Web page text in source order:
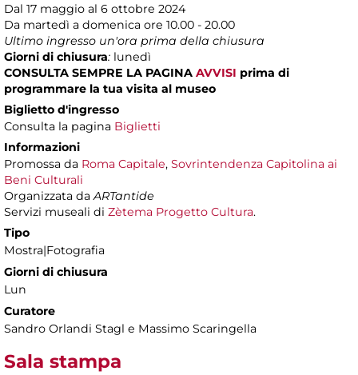
Dal 17 maggio al 6 ottobre 2024
Da martedì a domenica ore 10.00 - 20.00
Ultimo ingresso un'ora prima della chiusura
Giorni di chiusura: lunedì
CONSULTA SEMPRE LA PAGINA AVVISI prima di
programmare la tua visita al museo
Biglietto d'ingresso
Consulta la pagina Biglietti
Informazioni
Promossa da Roma Capitale, Sovrintendenza Capitolina ai
Beni Culturali
Organizzata daARTantide
Servizi museali di Zètema Progetto Cultura.
Tipo
Mostra|Fotografia
Giorni di chiusura
Lun
Curatore
Sandro Orlandi Stagl e Massimo Scaringella
Sala stampa